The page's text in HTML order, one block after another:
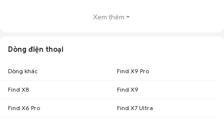
Xem thêm
Dòng điện thoại
Dòng khác Find X9 Pro
Find X8 Find X9
Find X6 Pro Find X7 Ultra